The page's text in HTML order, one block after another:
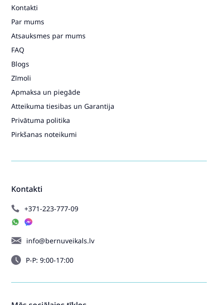
Kontakti
+371-223-777-09
info@bernuveikals.lv
P-P: 9:00-17:00
Kontakti
Par mums
Atsauksmes par mums
FAQ
Blogs
Zīmoli
Apmaksa un piegāde
Atteikuma tiesibas un Garantija
Privātuma politika
Pirkšanas noteikumi